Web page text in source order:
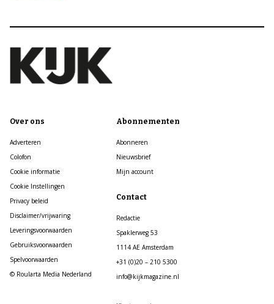
Over ons
Adverteren
Colofon
Cookie informatie
Cookie Instellingen
Privacy beleid
Disclaimer/vrijwaring
Leveringsvoorwaarden
Gebruiksvoorwaarden
Spelvoorwaarden
© Roularta Media Nederland
Abonnementen
Abonneren
Nieuwsbrief
Mijn account
Contact
Redactie
Spaklerweg 53
1114 AE Amsterdam
+31 (0)20 – 210 5300
info@kijkmagazine.nl